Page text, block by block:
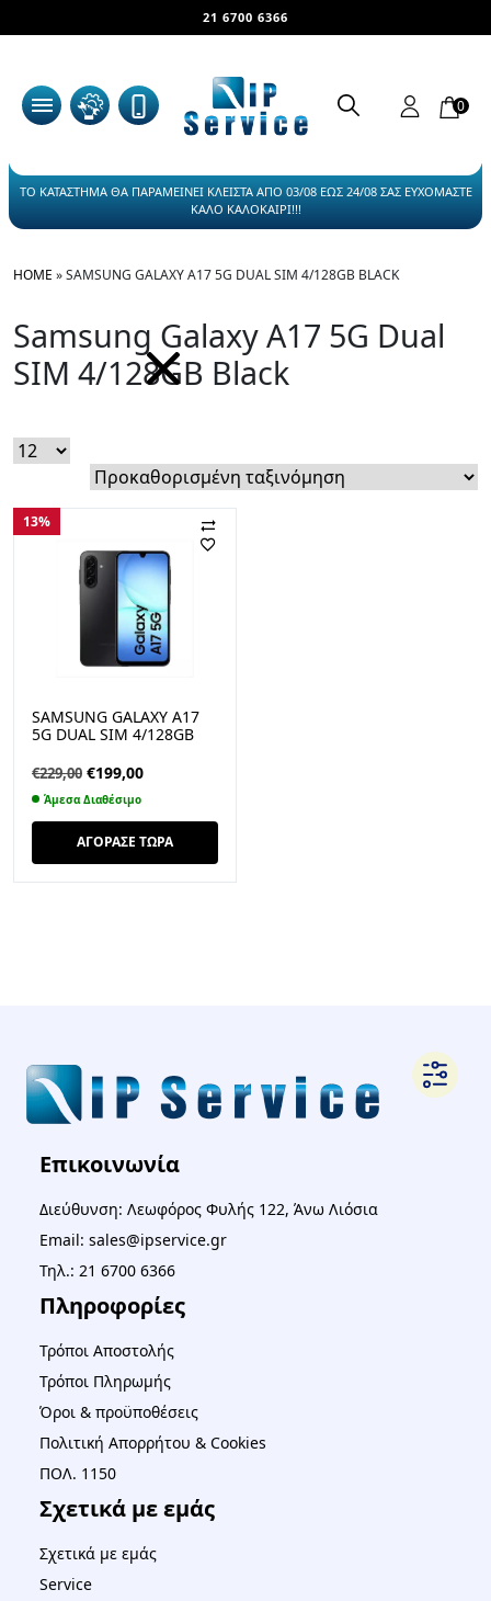
21 6700 6366
0
ΤΟ ΚΑΤΑΣΤΗΜΑ ΘΑ ΠΑΡΑΜΕΙΝΕΙ ΚΛΕΙΣΤΑ ΑΠΟ 03/08 ΕΩΣ 24/08 ΣΑΣ ΕΥΧΟΜΑΣΤΕ
ΚΑΛΟ ΚΑΛΟΚΑΙΡΙ!!!
HOME »SAMSUNG GALAXY A17 5G DUAL SIM 4/128GB BLACK
Samsung Galaxy A17 5G Dual
SIM 4/128GB Black
13%
SAMSUNG GALAXY A17
5G DUAL SIM 4/128GB
€229,00 Original
price
was:
€229,00.
€199,00Η
τιμή
είναι:
€199,00.
Άμεσα Διαθέσιμο
ΑΓΟΡΑΣΕ ΤΩΡΑ
Επικοινωνία
Διεύθυνση: Λεωφόρος Φυλής 122, Άνω Λιόσια
Email: sales@ipservice.gr
Τηλ.: 21 6700 6366
Πληροφορίες
Τρόποι Αποστολής
Τρόποι Πληρωμής
Όροι & προϋποθέσεις
Πολιτική Απορρήτου & Cookies
ΠΟΛ. 1150
Σχετικά με εμάς
Σχετικά με εμάς
Service